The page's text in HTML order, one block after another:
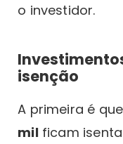
o investidor.
isenção
A primeira é
milficam